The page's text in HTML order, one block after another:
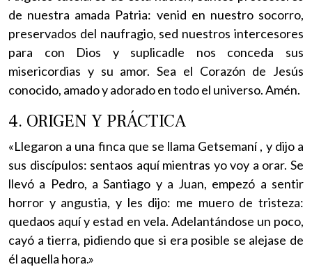
de nuestra amada Patria: venid en nuestro socorro,
preservados del naufragio, sed nuestros intercesores
para con Dios y suplicadle nos conceda sus
misericordias y su amor. Sea el Corazón de Jesús
conocido, amado y adorado en todo el universo. Amén.
4. ORIGEN Y PRÁCTICA
«Llegaron a una finca que se llama Getsemaní , y dijo a
sus discípulos: sentaos aquí mientras yo voy a orar. Se
llevó a Pedro, a Santiago y a Juan, empezó a sentir
horror y angustia, y les dijo: me muero de tristeza:
quedaos aquí y estad en vela. Adelantándose un poco,
cayó a tierra, pidiendo que si era posible se alejase de
él aquella hora.»